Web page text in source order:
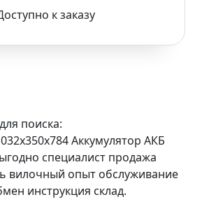
к заказу
поиска:
Аккумулятор АКБ
специалист продажа
вилочный опыт обслуживание
инструкция склад.